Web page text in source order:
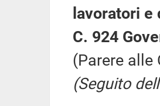
lavoratori
C. 924
(Parere alle
(Seguito